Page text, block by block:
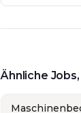
Ähnliche